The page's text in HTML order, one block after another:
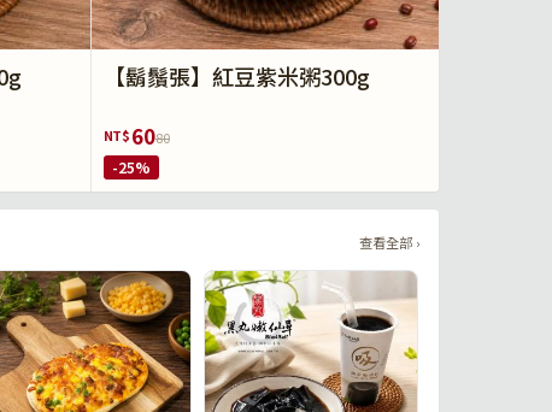
【鬍鬚張】紅豆紫米粥300g
NT$6080
-25%
查看全部 ›